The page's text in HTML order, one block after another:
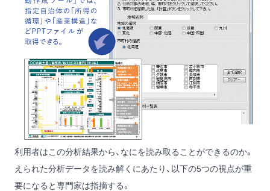
利用者はこの分析結果から、なにを読み取ることができるのか。
えられた分析データを読み解くにあたり、以下の5つの視点が重
要になると専門家は指摘する。